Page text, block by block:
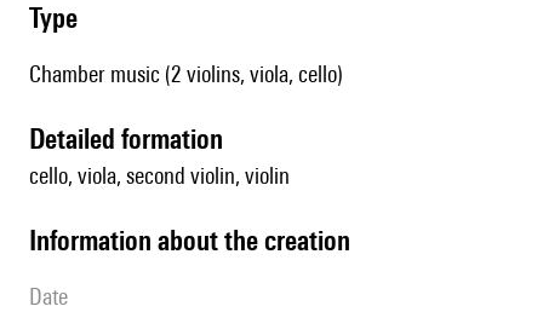
type
Chamber music (2 violins, viola, cello)
detailed formation
cello, viola, second violin, violin
information about the creation
date